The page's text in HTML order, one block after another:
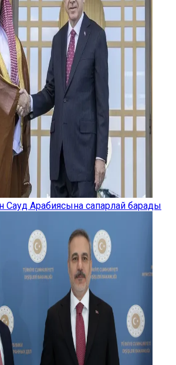
Сауд Арабиясына сапарлай барады